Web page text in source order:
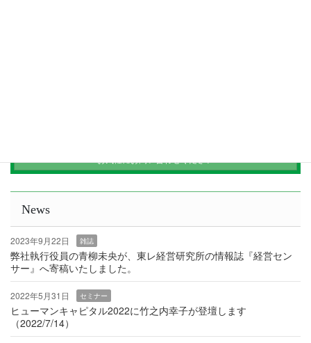
News
2023年9月22日 雑誌
弊社執行役員の青柳未央が、東レ経営研究所の情報誌『経営セン
サー』へ寄稿いたしました。
2022年5月31日 セミナー
ヒューマンキャピタル2022に竹之内幸子が登壇します
（2022/7/14）